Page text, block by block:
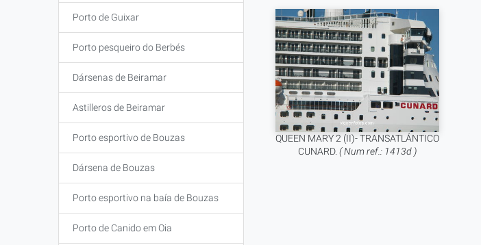
QUEEN MARY 2 (II)- TRANSATLÁNTICO
CUNARD. ( Num ref.: 1413d )
Porto de Guixar
Porto pesqueiro do Berbés
Dársenas de Beiramar
Astilleros de Beiramar
Porto esportivo de Bouzas
Dársena de Bouzas
Porto esportivo na baía de Bouzas
Porto de Canido em Oia